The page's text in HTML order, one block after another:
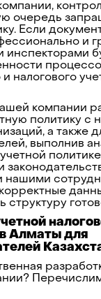
очередь
Если
и
инспекторами
и налогового
компании
политику с
а также
выполнив
нашими
структуру
Алматы для